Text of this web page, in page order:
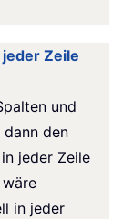
Zeile
und
dann den
jeder Zeile
in jeder